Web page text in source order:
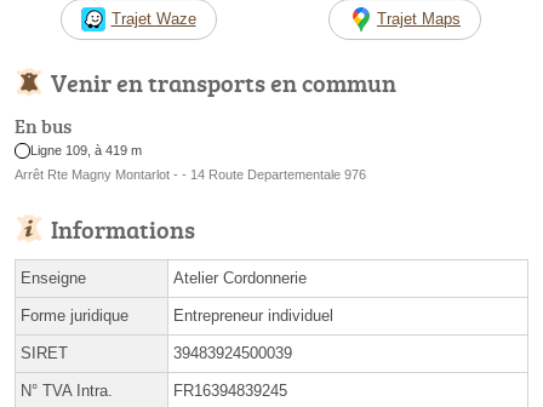
Trajet Waze Trajet Maps
Venir en transports en commun
En bus
Ligne 109, à 419 m
Arrêt Rte Magny Montarlot - - 14 Route Departementale 976
Informations
Enseigne Atelier Cordonnerie
Forme juridique Entrepreneur individuel
SIRET 39483924500039
N° TVA Intra. FR16394839245